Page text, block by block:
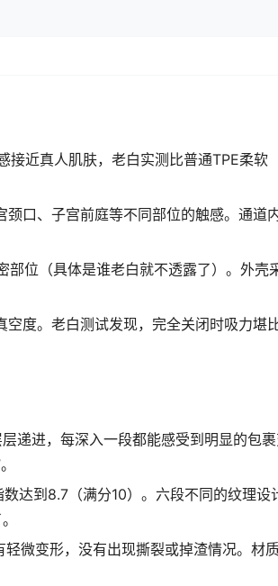
接近真人肌肤，老白实测比普通TPE柔软
口、子宫前庭等不同部位的触感。通道
部位（具体是谁老白就不透露了）。外壳
度。老白测试发现，完全关闭时吸力堪
递进，每深入一段都能感受到明显的包
达到8.7（满分10）。六段不同的纹理设
微变形，没有出现撕裂或掉渣情况。材